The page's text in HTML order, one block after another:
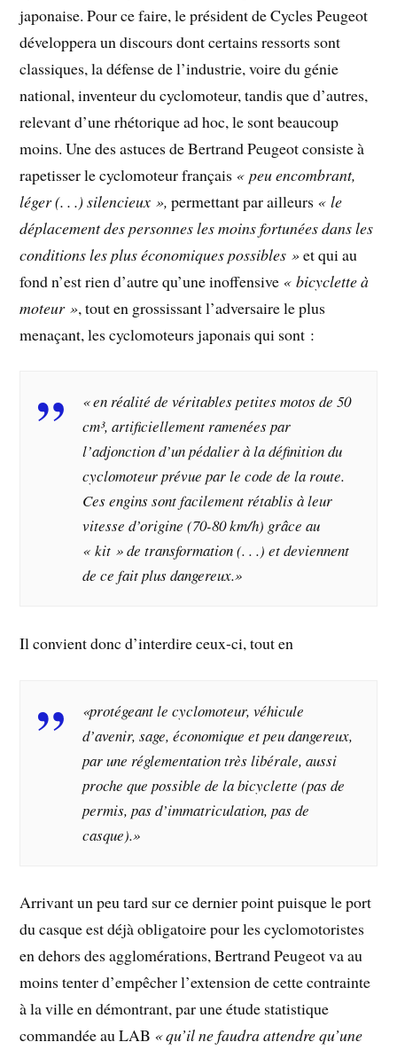
japonaise. Pour ce faire, le président de Cycles Peugeot
développera un discours dont certains ressorts sont
classiques, la défense de l’industrie, voire du génie
national, inventeur du cyclomoteur, tandis que d’autres,
relevant d’une rhétorique ad hoc, le sont beaucoup
moins. Une des astuces de Bertrand Peugeot consiste à
rapetisser le cyclomoteur français « peu encombrant,
léger (. . .) silencieux », permettant par ailleurs « le
déplacement des personnes les moins fortunées dans les
conditions les plus économiques possibles »et qui au
fond n’est rien d’autre qu’une inoffensive « bicyclette à
moteur », tout en grossissant l’adversaire le plus
menaçant, les cyclomoteurs japonais qui sont :
« en réalité de véritables petites motos de 50
cm³, artificiellement ramenées par
l’adjonction d’un pédalier à la définition du
cyclomoteur prévue par le code de la route.
Ces engins sont facilement rétablis à leur
vitesse d’origine (70-80 km/h) grâce au
« kit » de transformation (. . .) et deviennent
de ce fait plus dangereux.»
Il convient donc d’interdire ceux-ci, tout en
«protégeant le cyclomoteur, véhicule
d’avenir, sage, économique et peu dangereux,
par une réglementation très libérale, aussi
proche que possible de la bicyclette (pas de
permis, pas d’immatriculation, pas de
casque).»
Arrivant un peu tard sur ce dernier point puisque le port
du casque est déjà obligatoire pour les cyclomotoristes
en dehors des agglomérations, Bertrand Peugeot va au
moins tenter d’empêcher l’extension de cette contrainte
à la ville en démontrant, par une étude statistique
commandée au LAB « qu’il ne faudra attendre qu’une